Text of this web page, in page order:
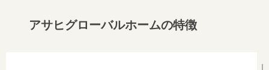
アサヒグローバルホームの特徴